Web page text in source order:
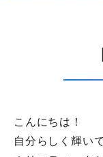
こんにちは！
自分らしく輝い